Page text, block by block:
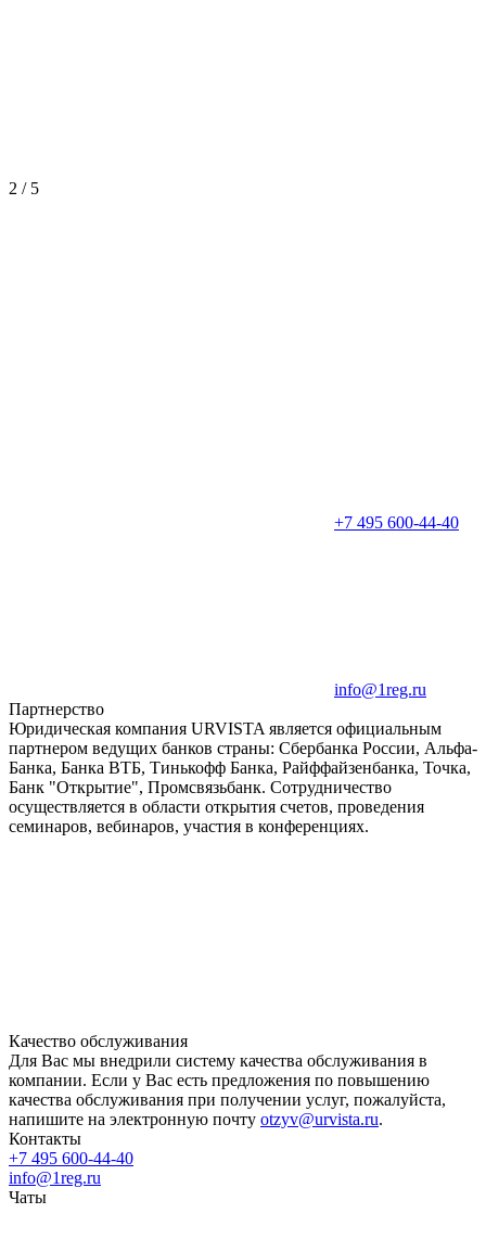
2 / 5
+7 495 600-44-40
info@1reg.ru
Партнерство
Юридическая компания URVISTA является официальным
партнером ведущих банков страны: Сбербанка России, Альфа-
Банка, Банка ВТБ, Тинькофф Банка, Райффайзенбанка, Точка,
Банк "Открытие", Промсвязьбанк. Сотрудничество
осуществляется в области открытия счетов, проведения
семинаров, вебинаров, участия в конференциях.
Качество обслуживания
Для Вас мы внедрили систему качества обслуживания в
компании. Если у Вас есть предложения по повышению
качества обслуживания при получении услуг, пожалуйста,
напишите на электронную почту otzyv@urvista.ru.
Контакты
+7 495 600-44-40
info@1reg.ru
Чаты